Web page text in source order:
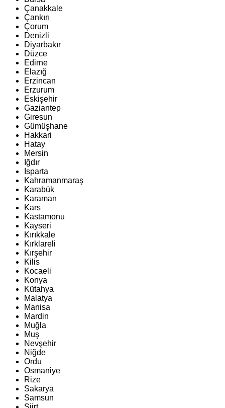
Çanakkale
Çankırı
Çorum
Denizli
Diyarbakır
Düzce
Edirne
Elazığ
Erzincan
Erzurum
Eskişehir
Gaziantep
Giresun
Gümüşhane
Hakkari
Hatay
Mersin
Iğdır
Isparta
Kahramanmaraş
Karabük
Karaman
Kars
Kastamonu
Kayseri
Kırıkkale
Kırklareli
Kırşehir
Kilis
Kocaeli
Konya
Kütahya
Malatya
Manisa
Mardin
Muğla
Muş
Nevşehir
Niğde
Ordu
Osmaniye
Rize
Sakarya
Samsun